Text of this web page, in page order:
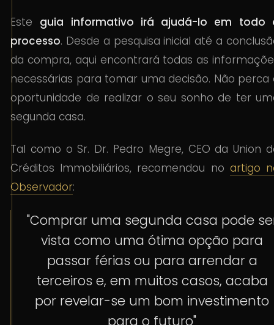
Este guia informativo irá ajudá-lo em todo
processo. Desde a pesquisa inicial até a
da compra, aqui encontrará todas as
necessárias para tomar uma decisão. Não perca
oportunidade de realizar o seu sonho de ter
segunda casa.
Tal como o Sr. Dr. Pedro Megre, CEO da Union
Créditos Immobiliários, recomendou no artigo
Observador:
"Comprar uma segunda casa pode
vista como uma ótima opção para
passar férias ou para arrendar a
terceiros e, em muitos casos, acaba
por revelar-se um bom investimento
para o futuro"